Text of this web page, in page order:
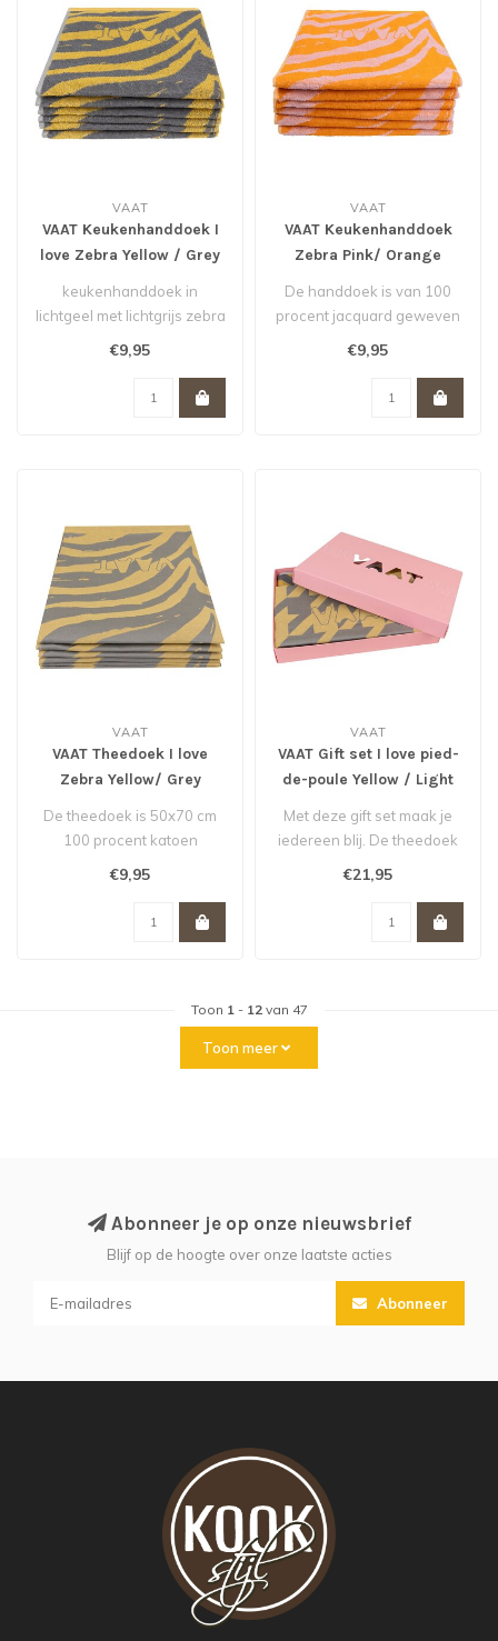
VAAT
VAAT Keukenhanddoek I
love Zebra Yellow / Grey
keukenhanddoek in
lichtgeel met lichtgrijs zebra
dessin.
€9,95
VAAT
VAAT Keukenhanddoek
Zebra Pink/ Orange
De handdoek is van 100
procent jacquard geweven
katoen, wat betekent dat
€9,95
VAAT
VAAT Theedoek I love
Zebra Yellow/ Grey
De theedoek is 50x70 cm
100 procent katoen
€9,95
VAAT
VAAT Gift set I love pied-
de-poule Yellow / Light
Met deze gift set maak je
iedereen blij. De theedoek
€21,95
Toon 1 - 12van 47
Toon meer
Abonneer je op onze nieuwsbrief
Blijf op de hoogte over onze laatste acties
Abonneer